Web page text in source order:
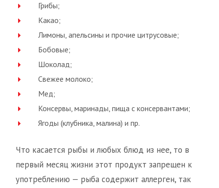
Грибы;
Какао;
Лимоны, апельсины и прочие цитрусовые;
Бобовые;
Шоколад;
Свежее молоко;
Мед;
Консервы, маринады, пища с консервантами;
Ягоды (клубника, малина) и пр.
Что касается рыбы и любых блюд из нее, то в
первый месяц жизни этот продукт запрещен к
употреблению — рыба содержит аллерген, так